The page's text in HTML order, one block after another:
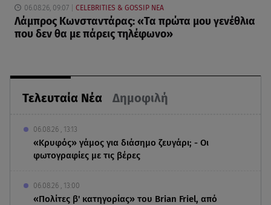
Τελευταία Νέα Δημοφιλή
06.08.26 , 13:13
«Κρυφός» γάμος για διάσημο ζευγάρι; - Οι
φωτογραφίες με τις βέρες
06.08.26 , 13:00
«Πολίτες β' κατηγορίας» του Brian Friel, από
06.08.26, 09:07 CELEBRITIES & GOSSIP ΝΕΑ
Λάμπρος Κωνσταντάρας: «Τα πρώτα μου γενέθλια
που δεν θα με πάρεις τηλέφωνο»